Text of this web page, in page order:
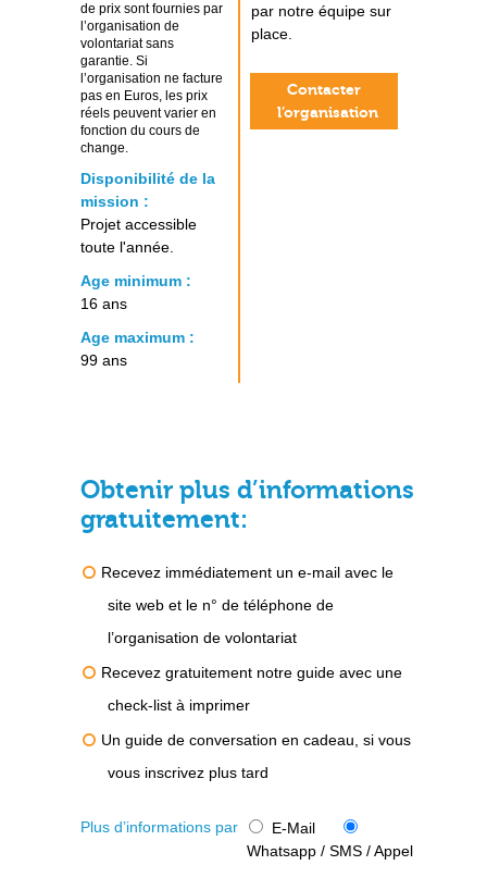
de prix sont fournies par
l’organisation de
volontariat sans
garantie. Si
l’organisation ne facture
pas en Euros, les prix
réels peuvent varier en
fonction du cours de
change.
Disponibilité de la
mission :
Projet accessible
toute l'année.
Age minimum :
16 ans
Age maximum :
99 ans
par notre équipe sur
place.
Contacter
l’organisation
Obtenir plus d’informations
gratuitement:
Recevez immédiatement un e-mail avec le
site web et le n° de téléphone de
l’organisation de volontariat
Recevez gratuitement notre guide avec une
check-list à imprimer
Un guide de conversation en cadeau, si vous
vous inscrivez plus tard
Plus d’informations par
E-Mail
Whatsapp / SMS / Appel